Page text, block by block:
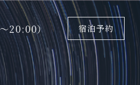
20:00） 宿泊予約